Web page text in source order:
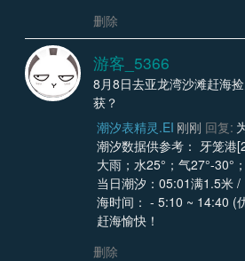
删除
游客_5366
8月8日去亚龙湾沙滩赶海
获？
潮汐表精灵.EI 刚刚 回复:
潮汐数据供参考： 牙笼港
大雨；水25°；气27°-30°
当日潮汐：05:01满1.5米
海时间： - 5:10 ~ 14:40 (
赶海愉快！
删除